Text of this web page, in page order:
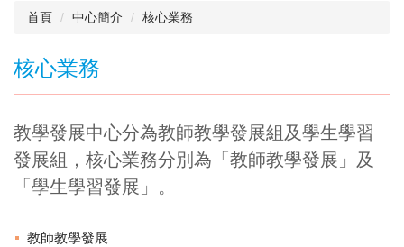
首頁 中心簡介 核心業務
核心業務
教學發展中心分為教師教學發展組及學生學習
發展組，核心業務分別為「教師教學發展」及
「學生學習發展」。
教師教學發展